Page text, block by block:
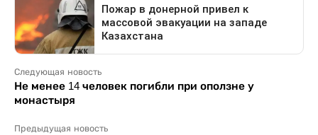
Следующая новость
Не менее 14 человек погибли при оползне у
монастыря
Предыдущая новость